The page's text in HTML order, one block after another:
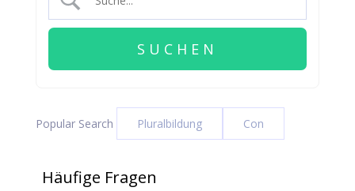
Popular Search Pluralbildung Con
Häufige Fragen